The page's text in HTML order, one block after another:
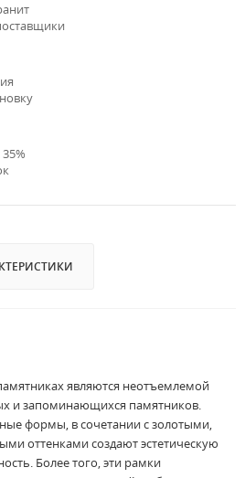
являются неотъемлемой
и запоминающихся памятников.
формы, в сочетании с золотыми,
оттенками создают эстетическую
Более того, эти рамки